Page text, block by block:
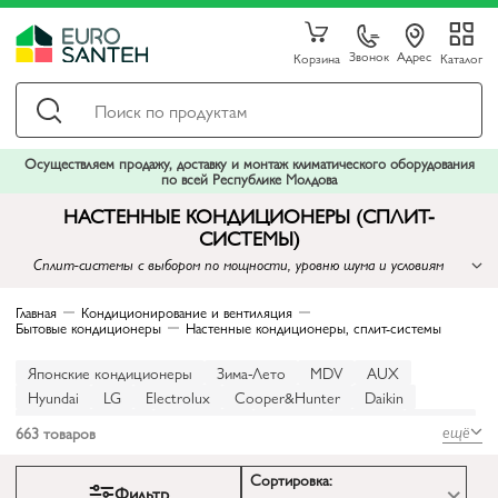
Корзина Звонок Адрес Каталог
Осуществляем продажу, доставку и монтаж климатического оборудования
по всей Республике Молдова
НАСТЕННЫЕ КОНДИЦИОНЕРЫ (СПЛИТ-
СИСТЕМЫ)
Сплит-системы с выбором по мощности, уровню шума и условиям
Главная Кондиционирование и вентиляция
Бытовые кондиционеры Настенные кондиционеры, сплит-системы
Японские кондиционеры Зима-Лето MDV
AUX
Hyundai
LG Electrolux Cooper&Hunter
Daikin
Mitsubishi Electric
Baxi
Heiko
Bosch
Mitsubishi Heavy TCL Inventor Haier
Zanussi
663 товаров ещё
Сортировка: